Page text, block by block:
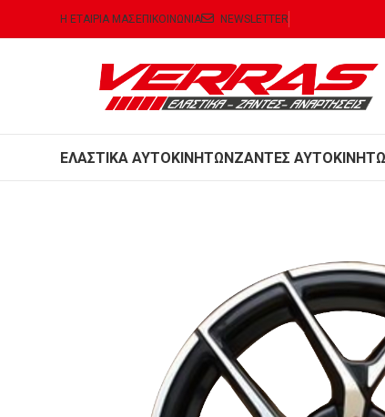
Η ΕΤΑΙΡΙΑ ΜΑΣ ΕΠΙΚΟΙΝΩΝΙΑ NEWSLETTER
ΕΛΑΣΤΙΚΑ ΑΥΤΟΚΙΝΗΤΩΝΖΑΝΤΕΣ